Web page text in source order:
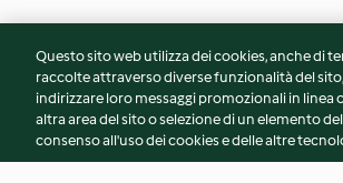
Questo sito web utilizza dei cookies, anche di
raccolte attraverso diverse funzionalità del
indirizzare loro messaggi promozionali in linea
altra area del sito o selezione di un elemento
consenso all'uso dei cookies e delle altre